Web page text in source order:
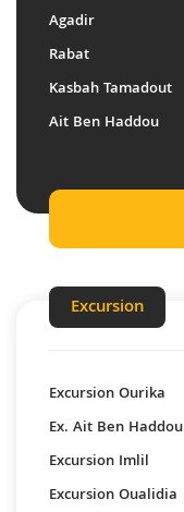
Agadir
Rabat
Kasbah Tamadout
Ait Ben Haddou
Excursion
Excursion Ourika
Ex. Ait Ben Haddou
Excursion Imlil
Excursion Oualidia